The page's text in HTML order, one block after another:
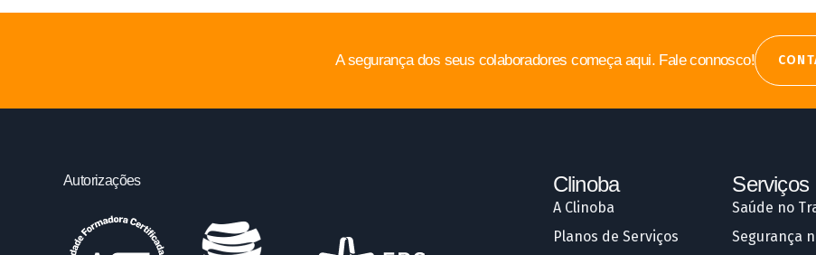
A segurança dos seus colaboradores começa aqui. Fale connosco!
Autorizações Clinoba
A Clinoba
Planos de Serviços
Serviços
Saúde no
Segurança